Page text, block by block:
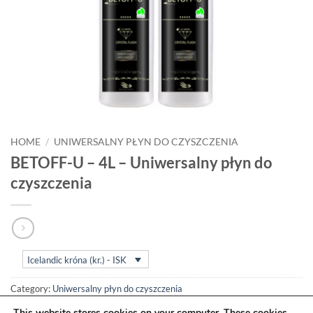
HOME / UNIWERSALNY PŁYN DO CZYSZCZENIA
BETOFF-U – 4L – Uniwersalny płyn do
czyszczenia
Icelandic króna (kr.) - ISK
Category: Uniwersalny płyn do czyszczenia